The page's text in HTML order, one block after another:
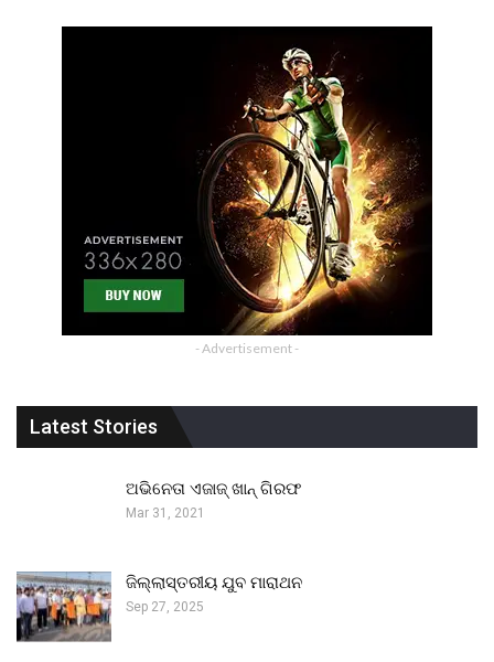
- Advertisement -
Latest Stories
ଅଭିନେତା ଏଜାଜ୍ ଖାନ୍ ଗିରଫ
Mar 31, 2021
ଜିଲ୍ଲାସ୍ତରୀୟ ଯୁବ ମାରାଥନ
Sep 27, 2025